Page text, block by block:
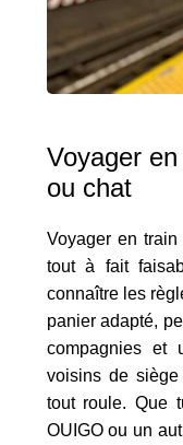
Voyager
ou chat
Voyager en
tout à fait
connaître les
panier adapté,
compagnies et
voisins de
tout roule. Que
OUIGO ou un